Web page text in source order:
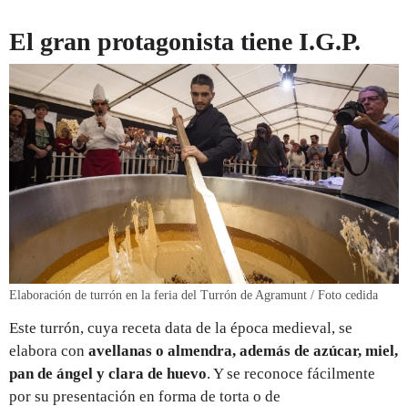
El gran protagonista tiene I.G.P.
Elaboración de turrón en la feria del Turrón de Agramunt / Foto cedida
Este turrón, cuya receta data de la época medieval, se
elabora con avellanas o almendra, además de azúcar, miel,
pan de ángel y clara de huevo.​ Y se reconoce fácilmente
por su presentación en forma de torta o de